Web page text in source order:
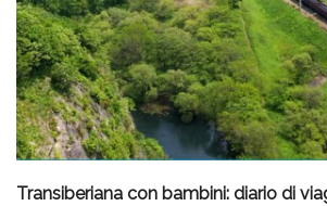
Transiberiana con bambini: diario di